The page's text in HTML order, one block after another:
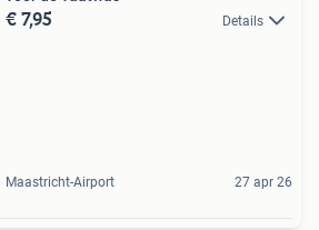
€ 7,95 Details
Maastricht-Airport 27 apr 26